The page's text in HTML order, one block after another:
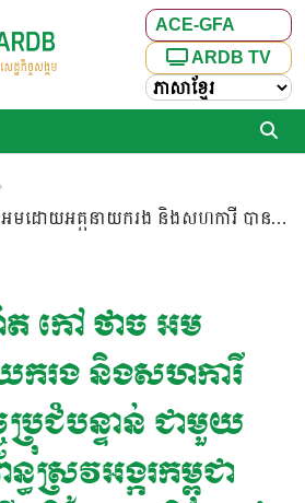
ACE-GFA
ARDB TV
ឯកឧត្តមបណ្ឌិត កៅ ថាច អមដោយអគ្កនាយករង និងសហការី បានដឹកនាំកិច្ចប្រុជំបន្ទាន់ ជាមួយតំណាងសហព័ន្ធស្រូវអង្ករកម្ពុជា ម្ចាស់រោងម៉ាស៊ីនកិនស្រូវ និងម្ចាស់ក្រុមនាំចេញអង្ករ
ត កៅ ថាច អម
ករង និងសហការី
ប្រុជំបន្ទាន់ ជាមួយ
រូវអង្ករកម្ពុជា